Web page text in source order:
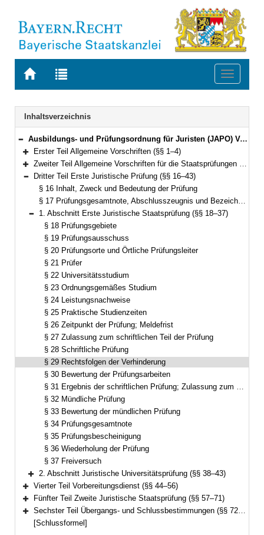
Zur
BAYERN.RECHT
Zur
letzten
Suche
Toggle
Navigation
Inhaltsverzeichnis
Bereich reduzieren
Ausbildungs- und Prüfungsordnung für Juristen (JAPO) Vom 13. Oktober 2003 (GVBl. S. 758) BayRS 2038-3-3-11-J (§§ 1–73)
Bereich erweitern
Erster Teil Allgemeine Vorschriften (§§ 1–4)
Bereich erweitern
Zweiter Teil Allgemeine Vorschriften für die Staatsprüfungen (§§ 5–15)
Bereich reduzieren
Dritter Teil Erste Juristische Prüfung (§§ 16–43)
§ 16 Inhalt, Zweck und Bedeutung der Prüfung
§ 17 Prüfungsgesamtnote, Abschlusszeugnis und Bezeichnung
Bereich reduzieren
1. Abschnitt Erste Juristische Staatsprüfung (§§ 18–37)
§ 18 Prüfungsgebiete
§ 19 Prüfungsausschuss
§ 20 Prüfungsorte und Örtliche Prüfungsleiter
§ 21 Prüfer
§ 22 Universitätsstudium
§ 23 Ordnungsgemäßes Studium
§ 24 Leistungsnachweise
§ 25 Praktische Studienzeiten
§ 26 Zeitpunkt der Prüfung; Meldefrist
§ 27 Zulassung zum schriftlichen Teil der Prüfung
§ 28 Schriftliche Prüfung
§ 29 Rechtsfolgen der Verhinderung
§ 30 Bewertung der Prüfungsarbeiten
§ 31 Ergebnis der schriftlichen Prüfung; Zulassung zum mündlichen Teil der Prüfung
§ 32 Mündliche Prüfung
§ 33 Bewertung der mündlichen Prüfung
§ 34 Prüfungsgesamtnote
§ 35 Prüfungsbescheinigung
§ 36 Wiederholung der Prüfung
§ 37 Freiversuch
Bereich erweitern
2. Abschnitt Juristische Universitätsprüfung (§§ 38–43)
Bereich erweitern
Vierter Teil Vorbereitungsdienst (§§ 44–56)
Bereich erweitern
Fünfter Teil Zweite Juristische Staatsprüfung (§§ 57–71)
Bereich erweitern
Sechster Teil Übergangs- und Schlussbestimmungen (§§ 72–73)
[Schlussformel]